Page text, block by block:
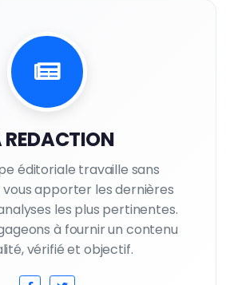
REDACTION
éditoriale travaille sans
apporter les dernières
les plus pertinentes.
à fournir un contenu
vérifié et objectif.